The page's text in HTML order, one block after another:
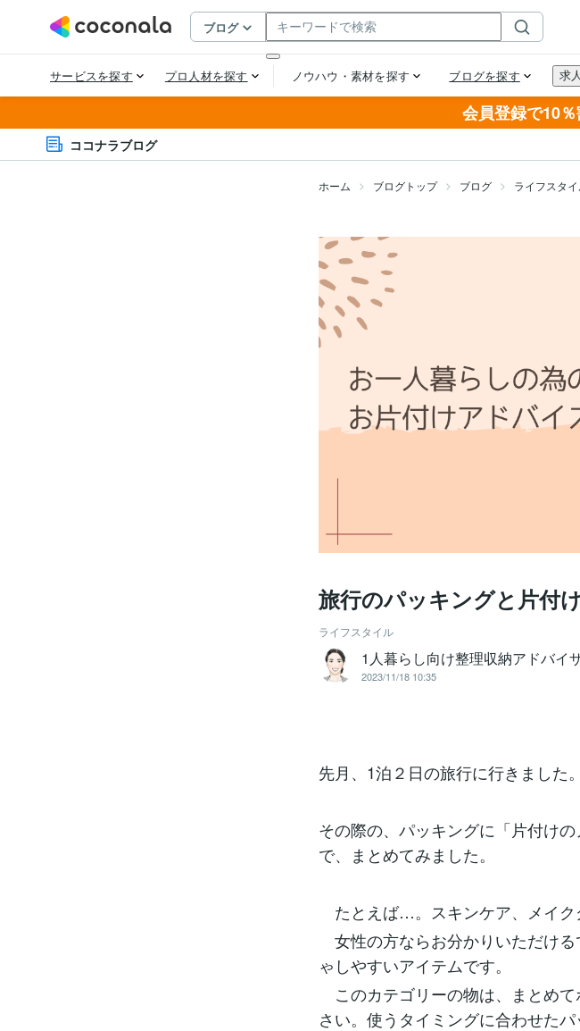
会員登録で10
ココナラブログ
ホーム ブログトップ ブログ ライフスタ
旅行のパッキングと片付
ライフスタイル
1人暮らし向け整理収納アドバイ
2023/11/18 10:35
先月、1泊２日の旅行に行きました。
その際の、パッキングに「片付け
で、まとめてみました。
たとえば…。スキンケア、メイク
女性の方ならお分かりいただけ
ゃしやすいアイテムです。
このカテゴリーの物は、まとめ
さい。使うタイミングに合わせたパ